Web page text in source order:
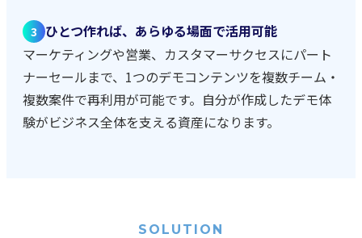
3 ひとつ作れば、あらゆる場面で活用可能
マーケティングや営業、カスタマーサクセスにパート
ナーセールまで、1つのデモコンテンツを複数チーム・
複数案件で再利用が可能です。自分が作成したデモ体
験がビジネス全体を支える資産になります。
SOLUTION